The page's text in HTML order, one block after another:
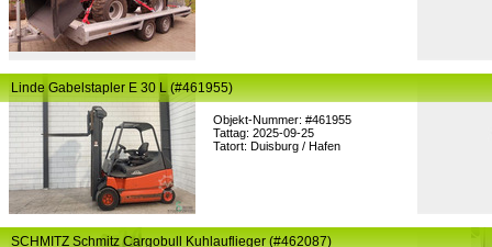
Objekt-Nummer: #461955
Tattag: 2025-09-25
Tatort: Duisburg / Hafen
Linde Gabelstapler E 30 L (#461955)
SCHMITZ Schmitz Cargobull Kuhlauflieger (#462087)